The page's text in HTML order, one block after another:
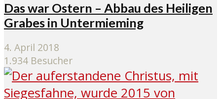
Das war Ostern – Abbau des Heiligen
Grabes in Untermieming
4. April 2018
1.934 Besucher